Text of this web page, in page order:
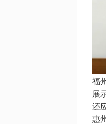
福
展
还
惠